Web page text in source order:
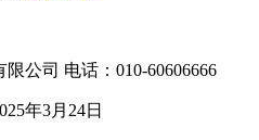
公司 电话：010-60606666
年3月24日